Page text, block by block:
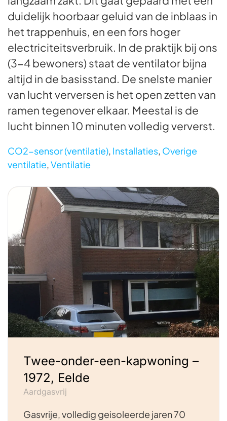
duidelijk hoorbaar geluid van de inblaas in
het trappenhuis, en een fors hoger
electriciteitsverbruik. In de praktijk bij ons
(3-4 bewoners) staat de ventilator bijna
altijd in de basisstand. De snelste manier
van lucht verversen is het open zetten van
ramen tegenover elkaar. Meestal is de
lucht binnen 10 minuten volledig ververst.
CO2-sensor (ventilatie), Installaties, Overige
ventilatie,Ventilatie
Twee-onder-een-kapwoning –
1972, Eelde
Aardgasvrij
Gasvrije, volledig geisoleerde jaren 70